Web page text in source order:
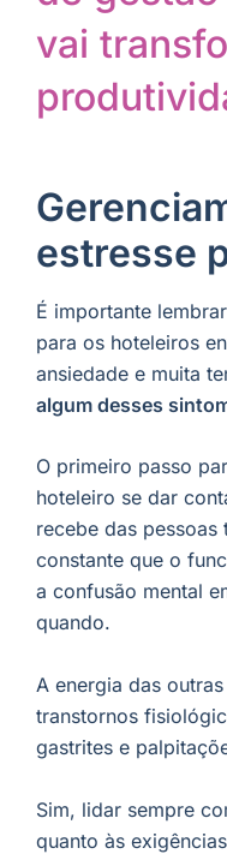
vai
estresse
É importante
para os hoteleiros
ansiedade e muita
algum desses
O primeiro passo
hoteleiro se dar
recebe das
constante que o
a confusão mental
quando.
A energia das
transtornos
gastrites e
Sim, lidar sempre
quanto às